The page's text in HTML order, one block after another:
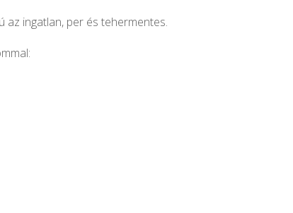
az ingatlan, per és tehermentes.